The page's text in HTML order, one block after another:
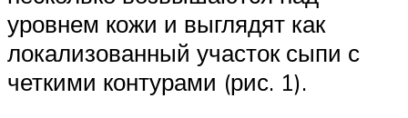
уровнем кожи и выглядят как
локализованный участок сыпи с
четкими контурами (рис. 1).